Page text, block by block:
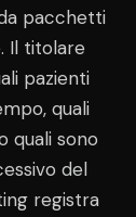
pacchetti
Il titolare
pazienti
quali
quali sono
del
registra